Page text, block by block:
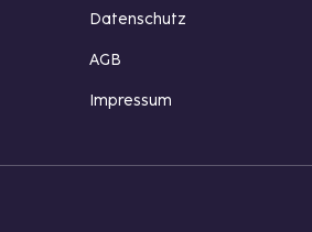
Datenschutz
AGB
Impressum